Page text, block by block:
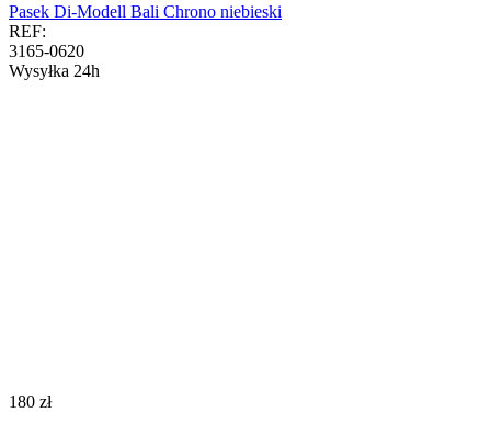
Pasek Di-Modell Bali Chrono niebieski
REF:
3165-0620
Wysyłka 24h
‍180‍ zł